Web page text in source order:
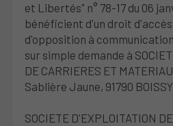
et Libertés" n° 78-17 du 06
bénéficient d'un droit
d'opposition à
sur simple demande à
DE CARRIERES ET
Sablière Jaune, 91790
SOCIETE D'EXPLOITATION